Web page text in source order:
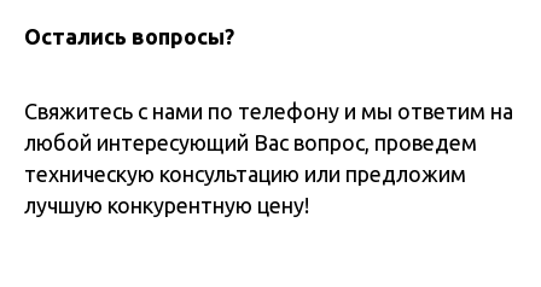
Остались вопросы?
Свяжитесь с нами по телефону и мы ответим на
любой интересующий Вас вопрос, проведем
техническую консультацию или предложим
лучшую конкурентную цену!